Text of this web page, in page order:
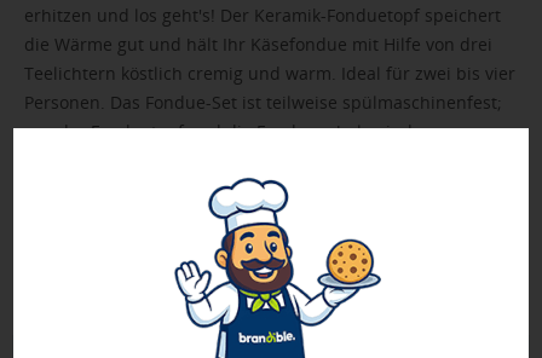
erhitzen und los geht's! Der Keramik-Fonduetopf speichert
die Wärme gut und hält Ihr Käsefondue mit Hilfe von drei
Teelichtern köstlich cremig und warm. Ideal für zwei bis vier
Personen. Das Fondue-Set ist teilweise spülmaschinenfest;
nur der Fonduetopf und die Fonduegabeln sind
Beim Kauf dieses Artikels profitieren Sie von 1 JAHR
GARANTIE auf Qualität und Funktionalität. Die Garantie
gilt nicht für die Werbeanbringung.
Bei Mengen ab 500 Stück bitte die Lieferzeit anfragen!